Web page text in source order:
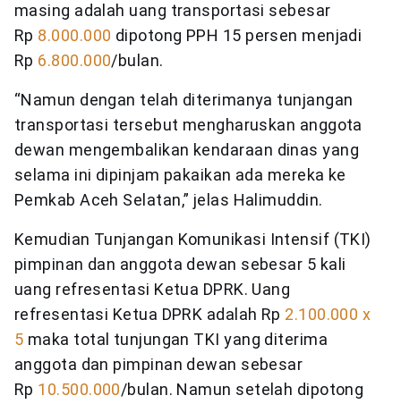
masing adalah uang transportasi sebesar
Rp 8.000.000 dipotong PPH 15 persen menjadi
Rp 6.800.000/bulan.
“Namun dengan telah diterimanya tunjangan
transportasi tersebut mengharuskan anggota
dewan mengembalikan kendaraan dinas yang
selama ini dipinjam pakaikan ada mereka ke
Pemkab Aceh Selatan,” jelas Halimuddin.
Kemudian Tunjangan Komunikasi Intensif (TKI)
pimpinan dan anggota dewan sebesar 5 kali
uang refresentasi Ketua DPRK. Uang
refresentasi Ketua DPRK adalah Rp 2.100.000 x
5 maka total tunjungan TKI yang diterima
anggota dan pimpinan dewan sebesar
Rp 10.500.000/bulan. Namun setelah dipotong